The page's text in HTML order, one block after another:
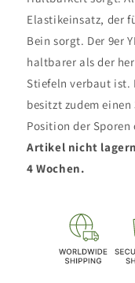
Elastikeinsatz, der
Bein sorgt. Der 9er
haltbarer als der
Stiefeln verbaut ist.
besitzt zudem
Position der
Artikel nicht
4 Wochen.